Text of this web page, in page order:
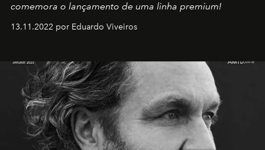
comemora o lançamento de uma linha premium!
13.11.2022 por Eduardo Viveiros